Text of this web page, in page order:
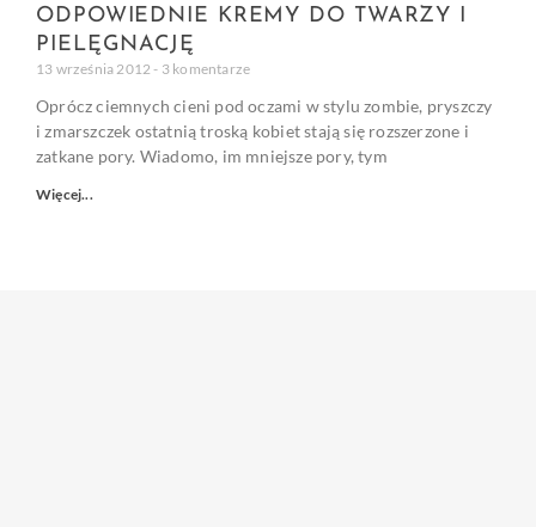
ODPOWIEDNIE KREMY DO TWARZY I
PIELĘGNACJĘ
13 września 2012 3 komentarze
Oprócz ciemnych cieni pod oczami w stylu zombie, pryszczy
i zmarszczek ostatnią troską kobiet stają się rozszerzone i
zatkane pory. Wiadomo, im mniejsze pory, tym
Więcej...